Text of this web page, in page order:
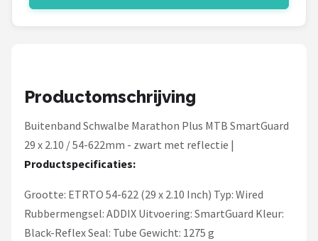
Shimano
Productomschrijving
Buitenband Schwalbe Marathon Plus MTB SmartGuard
29 x 2.10 / 54-622mm - zwart met reflectie |
Productspecificaties:
Grootte: ETRTO 54-622 (29 x 2.10 Inch) Typ: Wired
Rubbermengsel: ADDIX Uitvoering: SmartGuard Kleur:
Black-Reflex Seal: Tube Gewicht: 1275 g